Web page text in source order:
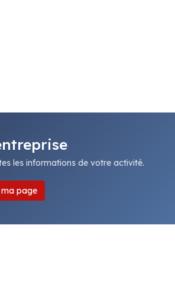
les informations de votre activité.
ma page